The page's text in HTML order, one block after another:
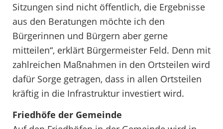
Sitzungen sind nicht öffentlich, die Ergebnisse
aus den Beratungen möchte ich den
Bürgerinnen und Bürgern aber gerne
mitteilen“, erklärt Bürgermeister Feld. Denn mit
zahlreichen Maßnahmen in den Ortsteilen wird
dafür Sorge getragen, dass in allen Ortsteilen
kräftig in die Infrastruktur investiert wird.
Friedhöfe der Gemeinde